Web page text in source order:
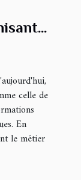
celle de
En
le métier